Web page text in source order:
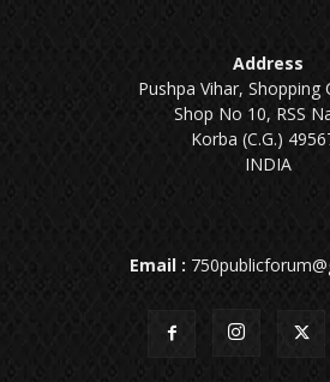
Address
Pushpa Vihar, Shopping
Shop No 10, RSS
Korba (C.G.)
INDIA
Email :